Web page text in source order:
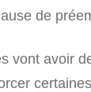
de
vont avoir